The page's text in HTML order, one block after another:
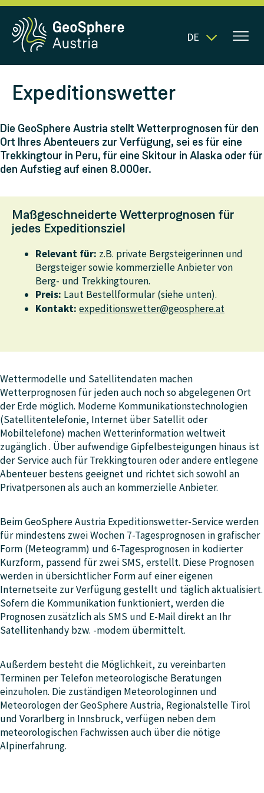
DE
Expeditionswetter
Die GeoSphere Austria stellt Wetterprognosen für den
Ort Ihres Abenteuers zur Verfügung, sei es für eine
Trekkingtour in Peru, für eine Skitour in Alaska oder für
den Aufstieg auf einen 8.000er.
Maßgeschneiderte Wetterprognosen für
jedes Expeditionsziel
Relevant für: z.B. private Bergsteigerinnen und
Bergsteiger sowie kommerzielle Anbieter von
Berg- und Trekkingtouren.
Preis: Laut Bestellformular (siehe unten).
Kontakt: expeditionswetter@geosphere.at
Wettermodelle und Satellitendaten machen
Wetterprognosen für jeden auch noch so abgelegenen Ort
der Erde möglich. Moderne Kommunikationstechnologien
(Satellitentelefonie, Internet über Satellit oder
Mobiltelefone) machen Wetterinformation weltweit
zugänglich . Über aufwendige Gipfelbesteigungen hinaus ist
der Service auch für Trekkingtouren oder andere entlegene
Abenteuer bestens geeignet und richtet sich sowohl an
Privatpersonen als auch an kommerzielle Anbieter.
Beim GeoSphere Austria Expeditionswetter-Service werden
für mindestens zwei Wochen 7-Tagesprognosen in grafischer
Form (Meteogramm) und 6-Tagesprognosen in kodierter
Kurzform, passend für zwei SMS, erstellt. Diese Prognosen
werden in übersichtlicher Form auf einer eigenen
Internetseite zur Verfügung gestellt und täglich aktualisiert.
Sofern die Kommunikation funktioniert, werden die
Prognosen zusätzlich als SMS und E-Mail direkt an Ihr
Satellitenhandy bzw. -modem übermittelt.
Außerdem besteht die Möglichkeit, zu vereinbarten
Terminen per Telefon meteorologische Beratungen
einzuholen. Die zuständigen Meteorologinnen und
Meteorologen der GeoSphere Austria, Regionalstelle Tirol
und Vorarlberg in Innsbruck, verfügen neben dem
meteorologischen Fachwissen auch über die nötige
Alpinerfahrung.